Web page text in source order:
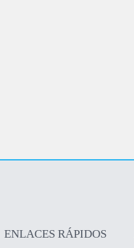
ENLACES RÁPIDOS